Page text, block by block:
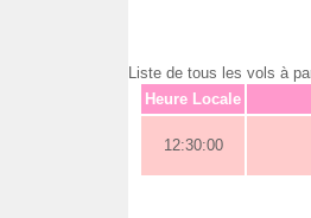
Liste de tous les vols à
Heure Locale
12:30:00